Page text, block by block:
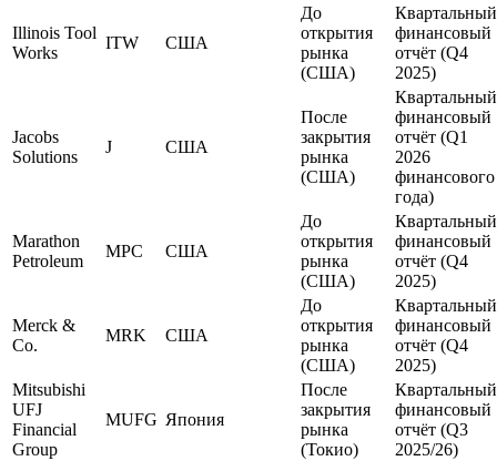
Illinois Tool
Works
ITW США
До
открытия
рынка
(США)
Квартальный
финансовый
отчёт (Q4
2025)
Jacobs
Solutions
J США
После
закрытия
рынка
(США)
Квартальный
финансовый
отчёт (Q1
2026
финансового
года)
Marathon
Petroleum
MPC США
До
открытия
рынка
(США)
Квартальный
финансовый
отчёт (Q4
2025)
Merck &
Co.
MRK США
До
открытия
рынка
(США)
Квартальный
финансовый
отчёт (Q4
2025)
Mitsubishi
UFJ
Financial
Group
MUFG Япония
После
закрытия
рынка
(Токио)
Квартальный
финансовый
отчёт (Q3
2025/26)